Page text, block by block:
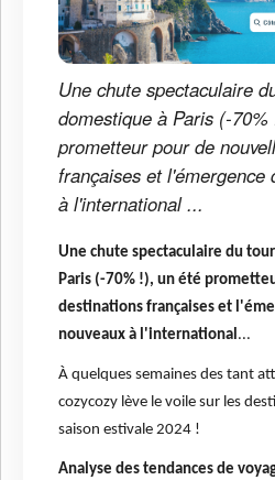
Une chute spectaculaire
domestique à Paris (-
prometteur pour de
françaises et l'émergence
à l'international ...
Une chute spectaculaire du
Paris (-70% !), un été
destinations françaises et
nouveaux à l'international...
À quelques semaines des tant
cozycozy lève le voile sur les
saison estivale 2024 !
Analyse des tendances de